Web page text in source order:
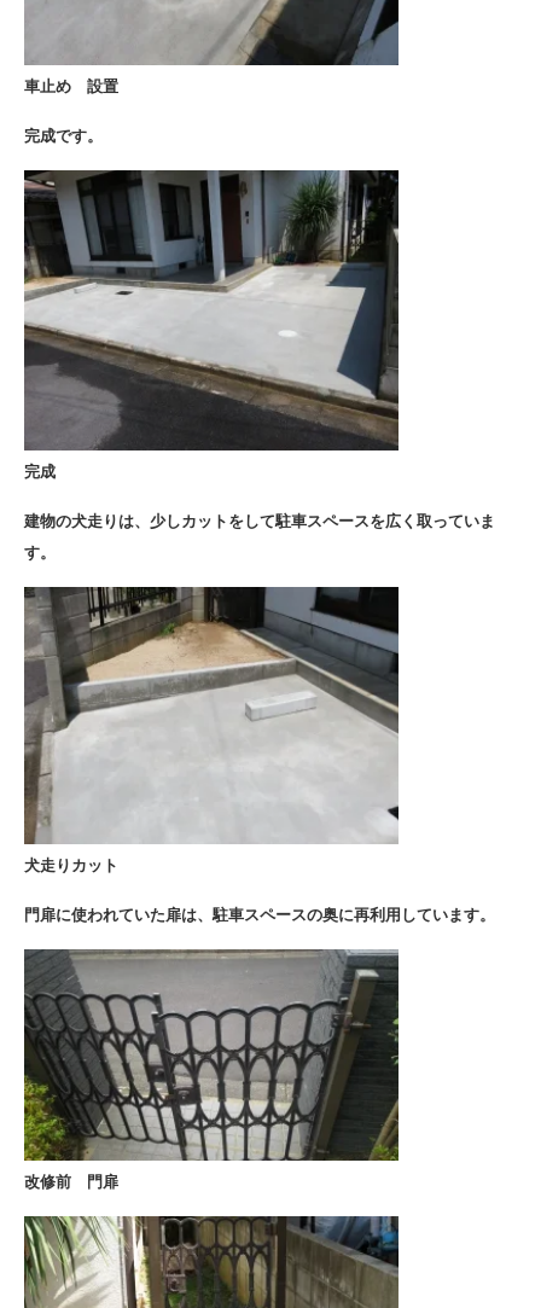
車止め 設置
完成です。
完成
建物の犬走りは、少しカットをして駐車スペースを広く取っていま
す。
犬走りカット
門扉に使われていた扉は、駐車スペースの奥に再利用しています。
改修前 門扉